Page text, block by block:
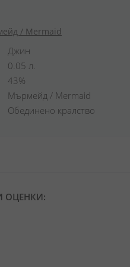
/ Mermaid
Джин
0.05 л.
43%
Мърмейд / Mermaid
Обединено кралство
ОЦЕНКИ: